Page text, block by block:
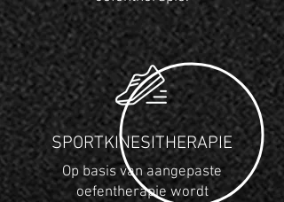
SPORTKINESITHERAPIE
Op basis van aangepaste
oefentherapie wordt